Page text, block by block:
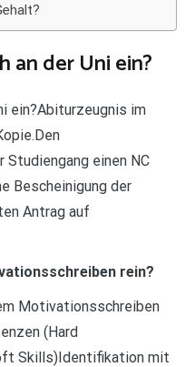
an der Uni ein?
ein?Abiturzeugnis im
Studiengang einen NC
Bescheinigung der
Antrag auf
rein?
Motivationsschreiben
(Hard
Skills)Identifikation mit